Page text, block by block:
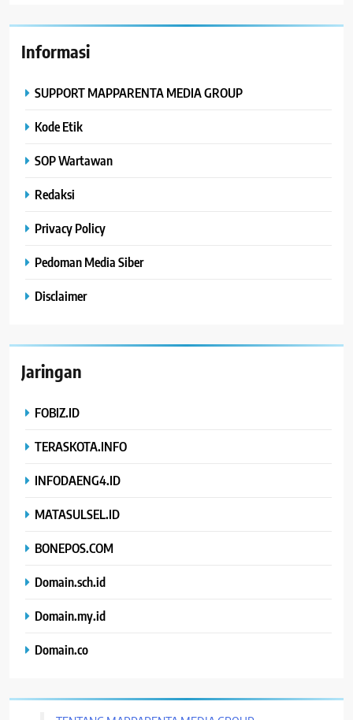
Informasi
SUPPORT MAPPARENTA MEDIA GROUP
Kode Etik
SOP Wartawan
Redaksi
Privacy Policy
Pedoman Media Siber
Disclaimer
Jaringan
FOBIZ.ID
TERASKOTA.INFO
INFODAENG4.ID
MATASULSEL.ID
BONEPOS.COM
Domain.sch.id
Domain.my.id
Domain.co